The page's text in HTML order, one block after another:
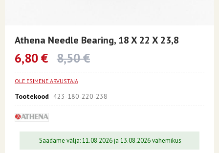
beginning
images
Athena Needle Bearing, 18 X 22 X 23,8
6,80 € 8,50 €
OLE ESIMENE ARVUSTAJA
Tootekood 423-180-220-238
Saadame välja: 11.08.2026 ja 13.08.2026 vahemikus